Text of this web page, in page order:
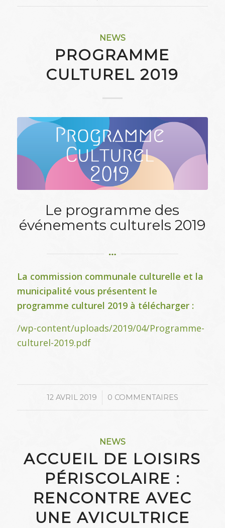
NEWS
PROGRAMME
CULTUREL 2019
Le programme des
événements culturels 2019
La commission communale culturelle et la
municipalité vous présentent le
programme culturel 2019 à télécharger :
/wp-content/uploads/2019/04/Programme-
culturel-2019.pdf
12 AVRIL 2019
/ 0 COMMENTAIRES
NEWS
ACCUEIL DE LOISIRS
PÉRISCOLAIRE :
RENCONTRE AVEC
UNE AVICULTRICE